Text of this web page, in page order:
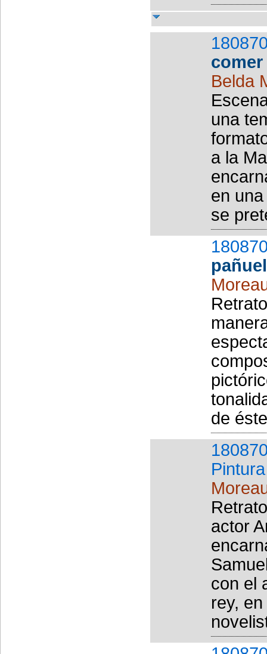
Belda
una
a la
en
se
de
Pintura
actor
con el
rey,